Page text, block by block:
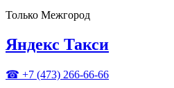
Только Межгород
Яндекс Такси
☎ +7 (473) 266-66-66